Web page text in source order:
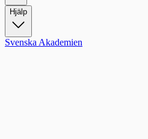
Hjälp
Svenska Akademien